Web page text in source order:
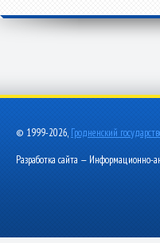
© 1999-2026, Гродненский
Разработка сайта — Информационно-